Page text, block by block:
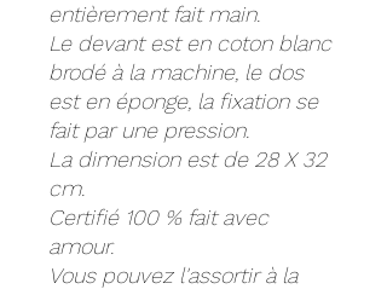
entièrement fait main.
Le devant est en coton blanc
brodé à la machine, le dos
est en éponge, la fixation se
fait par une pression.
La dimension est de 28 X 32
cm.
Certifié 100 % fait avec
amour.
Vous pouvez l'assortir à la